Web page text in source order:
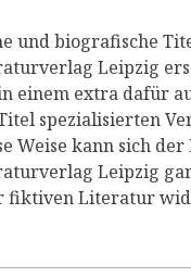
und biografische
Leipzig
einem extra dafür
spezialisierten
Weise kann sich der
Leipzig
fiktiven Literatur